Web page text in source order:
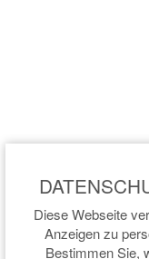
Diese Webseite
Anzeigen zu
Bestimmen Sie,